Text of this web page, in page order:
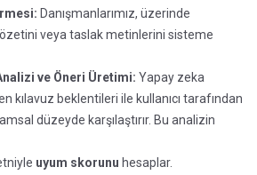
Danışmanlarımız, üzerinde
özetini veya taslak metinlerini sisteme
ve Öneri Üretimi: Yapay zeka
kılavuz beklentileri ile kullanıcı tarafından
düzeyde karşılaştırır. Bu analizin
uyum skorunu hesaplar.